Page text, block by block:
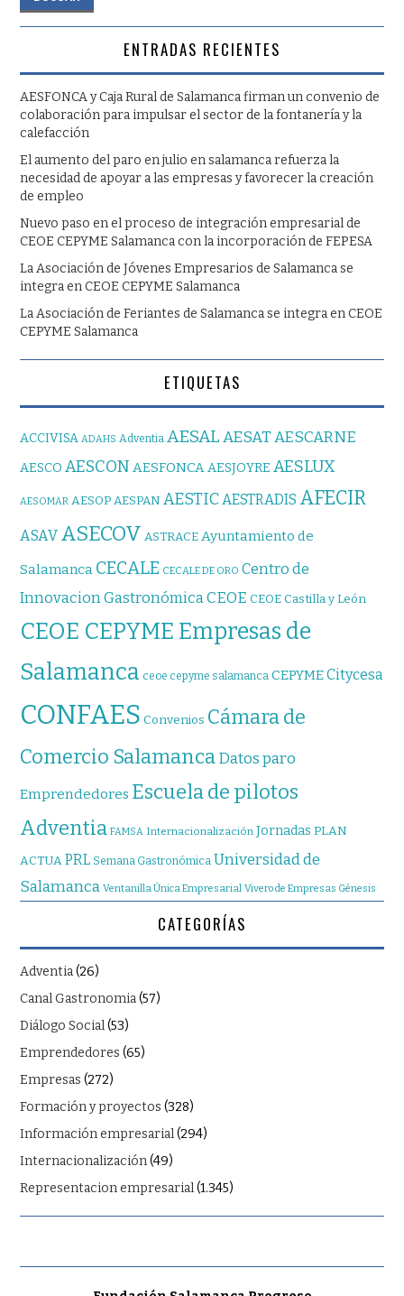
ENTRADAS RECIENTES
AESFONCA y Caja Rural de Salamanca firman un convenio de
colaboración para impulsar el sector de la fontanería y la
calefacción
El aumento del paro en julio en salamanca refuerza la
necesidad de apoyar a las empresas y favorecer la creación
de empleo
Nuevo paso en el proceso de integración empresarial de
CEOE CEPYME Salamanca con la incorporación de FEPESA
La Asociación de Jóvenes Empresarios de Salamanca se
integra en CEOE CEPYME Salamanca
La Asociación de Feriantes de Salamanca se integra en CEOE
CEPYME Salamanca
ETIQUETAS
ACCIVISA ADAHS Adventia AESAL AESATAESCARNE
AESCO AESCON AESFONCA AESJOYRE AESLUX
AESOMAR AESOP AESPAN AESTICAESTRADIS AFECIR
ASAVASECOV ASTRACE Ayuntamiento de
Salamanca CECALE CECALE DE ORO Centro de
Innovacion GastronómicaCEOE CEOE Castilla y León
CEOE CEPYME Empresas de
Salamanca ceoe cepyme salamanca CEPYMECitycesa
CONFAES Convenios Cámara de
Comercio SalamancaDatos paro
Emprendedores Escuela de pilotos
Adventia FAMSA Internacionalización Jornadas PLAN
ACTUA PRL Semana Gastronómica Universidad de
Salamanca Ventanilla Única Empresarial Vivero de Empresas Génesis
CATEGORÍAS
Adventia(26)
Canal Gastronomia(57)
Diálogo Social(53)
Emprendedores (65)
Empresas (272)
Formación y proyectos (328)
Información empresarial(294)
Internacionalización(49)
Representacion empresarial(1.345)